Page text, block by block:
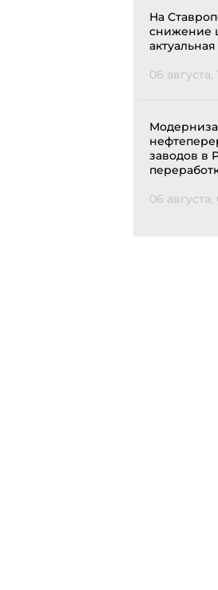
На
снижение
06 августа,
заводов в
06 августа,